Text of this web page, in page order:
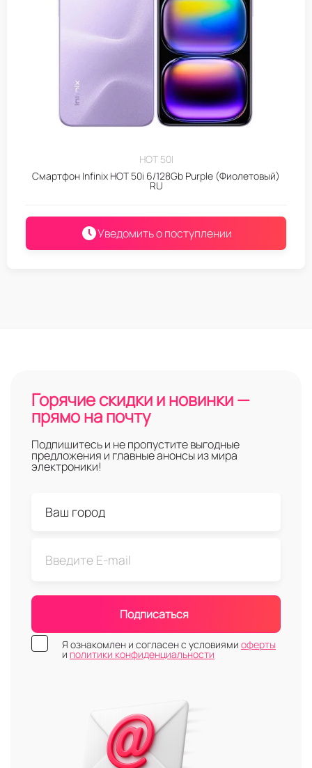
HOT 50I
Смартфон Infinix HOT 50i 6/128Gb Purple (Фиолетовый)
RU
Уведомить о поступлении
Горячие скидки и новинки —
прямо на почту
Подпишитесь и не пропустите выгодные
предложения и главные анонсы из мира
электроники!
Подписаться
Я ознакомлен и согласен с условиями оферты
и политики конфиденциальности